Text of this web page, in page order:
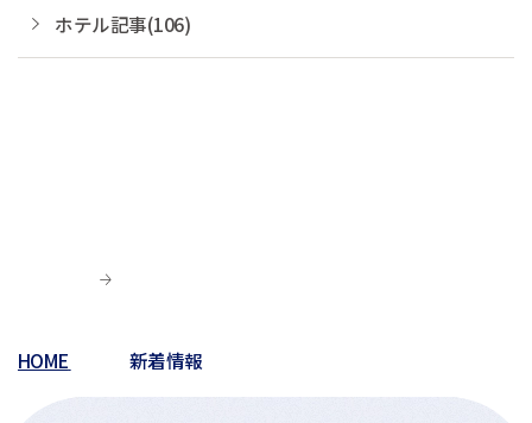
ホテル記事(106)
HOME 新着情報